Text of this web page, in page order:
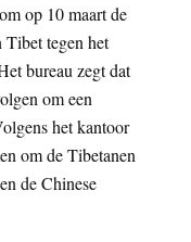
op 10 maart de
Tibet tegen het
bureau zegt dat
om een
het kantoor
om de Tibetanen
de Chinese